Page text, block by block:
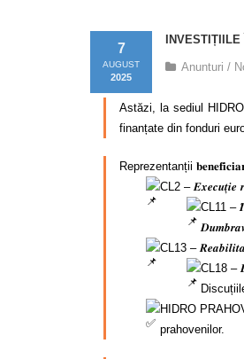
INVESTIȚIILE
7
AUGUST
2025
Anunturi /
Astăzi, la sediul
finanțate din fonduri
Reprezentanții
CL2 – 𝑬𝒙𝒆𝒄𝒖𝒕̦𝒊𝒆
CL11 –
CL13 –
CL18 –
HIDRO
prahovenilor.